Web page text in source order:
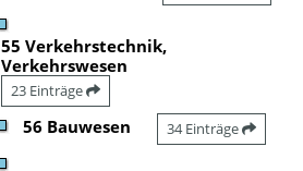
55 Verkehrstechnik,
Verkehrswesen
23 Einträge
56 Bauwesen 34 Einträge